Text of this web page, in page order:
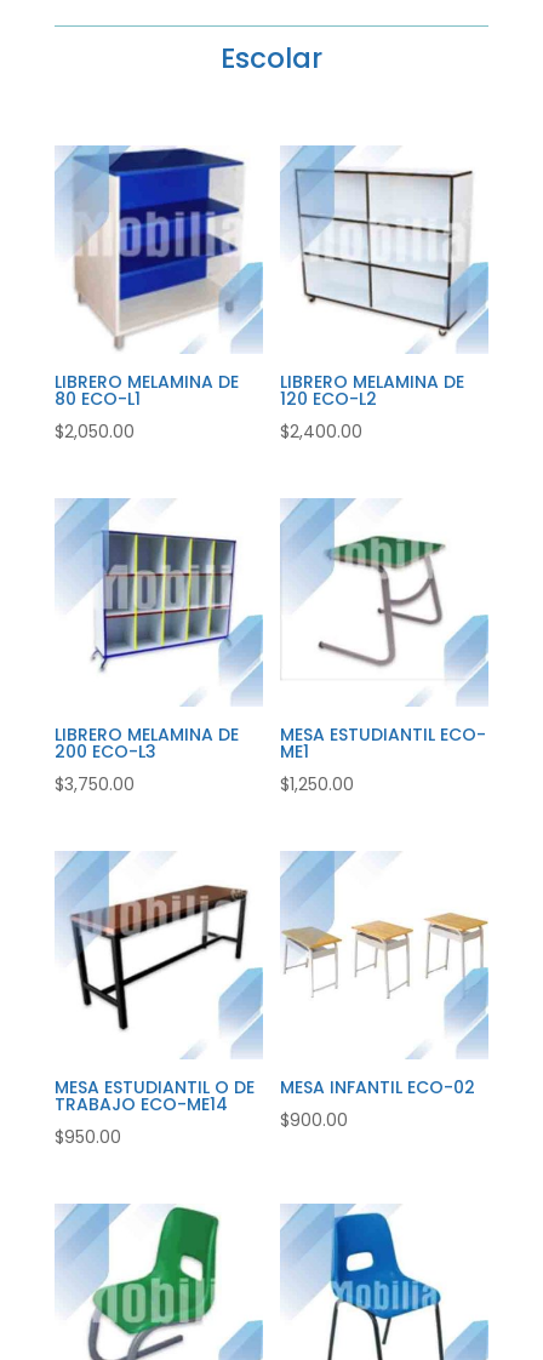
Escolar
LIBRERO MELAMINA DE
80 ECO-L1
$2,050.00
LIBRERO MELAMINA DE
120 ECO-L2
$2,400.00
LIBRERO MELAMINA DE
200 ECO-L3
$3,750.00
MESA ESTUDIANTIL ECO-
ME1
$1,250.00
MESA ESTUDIANTIL O DE
TRABAJO ECO-ME14
$950.00
MESA INFANTIL ECO-02
$900.00